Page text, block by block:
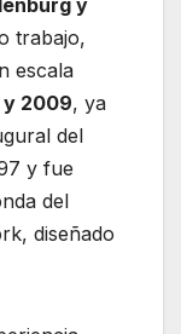
y
trabajo,
escala
y 2009, ya
del
y fue
del
diseñado